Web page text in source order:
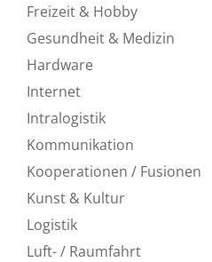
Freizeit & Hobby
Gesundheit & Medizin
Hardware
Internet
Intralogistik
Kommunikation
Kooperationen / Fusionen
Kunst & Kultur
Logistik
Luft- / Raumfahrt